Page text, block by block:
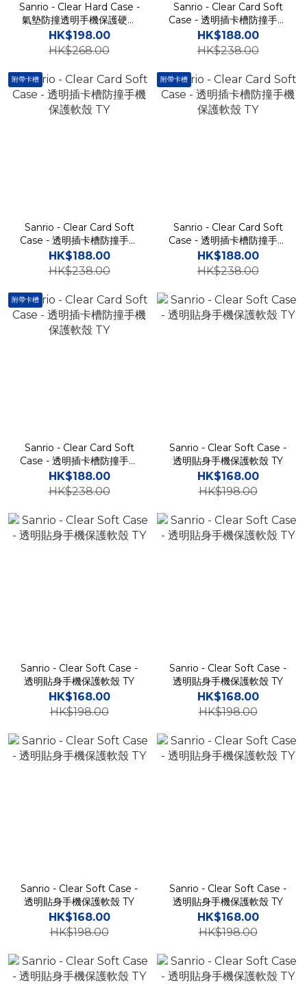
Sanrio - Clear Hard Case -
氣墊防撞透明手機保護硬殼
TY
HK$198.00
HK$268.00
Sanrio - Clear Card Soft
Case - 透明插卡槽防撞手機
保護軟殼 TY
HK$188.00
HK$238.00
附帶卡槽
Sanrio - Clear Card Soft
Case - 透明插卡槽防撞手機
保護軟殼 TY
HK$188.00
HK$238.00
附帶卡槽
Sanrio - Clear Card Soft
Case - 透明插卡槽防撞手機
保護軟殼 TY
HK$188.00
HK$238.00
附帶卡槽
Sanrio - Clear Card Soft
Case - 透明插卡槽防撞手機
保護軟殼 TY
HK$188.00
HK$238.00
Sanrio - Clear Soft Case -
透明貼身手機保護軟殼 TY
HK$168.00
HK$198.00
Sanrio - Clear Soft Case -
透明貼身手機保護軟殼 TY
HK$168.00
HK$198.00
Sanrio - Clear Soft Case -
透明貼身手機保護軟殼 TY
HK$168.00
HK$198.00
Sanrio - Clear Soft Case -
透明貼身手機保護軟殼 TY
HK$168.00
HK$198.00
Sanrio - Clear Soft Case -
透明貼身手機保護軟殼 TY
HK$168.00
HK$198.00